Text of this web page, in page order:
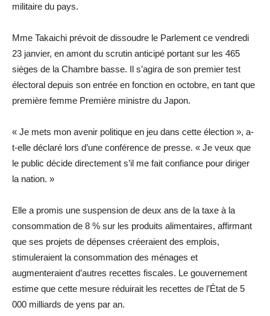
militaire du pays.
Mme Takaichi prévoit de dissoudre le Parlement ce vendredi
23 janvier, en amont du scrutin anticipé portant sur les 465
sièges de la Chambre basse. Il s’agira de son premier test
électoral depuis son entrée en fonction en octobre, en tant que
première femme Première ministre du Japon.
« Je mets mon avenir politique en jeu dans cette élection », a-
t-elle déclaré lors d’une conférence de presse. « Je veux que
le public décide directement s’il me fait confiance pour diriger
la nation. »
Elle a promis une suspension de deux ans de la taxe à la
consommation de 8 % sur les produits alimentaires, affirmant
que ses projets de dépenses créeraient des emplois,
stimuleraient la consommation des ménages et
augmenteraient d’autres recettes fiscales. Le gouvernement
estime que cette mesure réduirait les recettes de l’État de 5
000 milliards de yens par an.